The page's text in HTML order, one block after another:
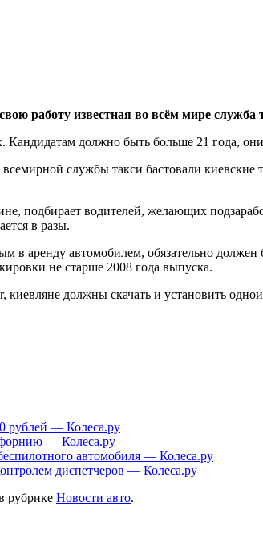
работу известная во всём мире служба
должно быть больше 21 года,
службы такси бастовали
подбирает водителей, желающих
в разы.
в аренду автомобилем, обязательно
не старше 2008 года выпуска.
киевляне должны скачать и установить
рублей — Колеса.ру
— Колеса.ру
автомобиля — Колеса.ру
диспетчеров — Колеса.ру
рубрике Новости авто.